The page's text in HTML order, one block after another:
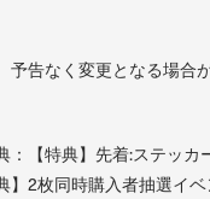
告なく変更となる場合
【特典】先着:ステッカ
】2枚同時購入者抽選イ